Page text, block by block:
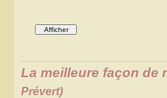
La meilleure façon de
Prévert)